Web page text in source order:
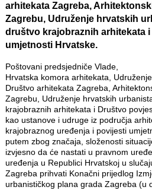
arhitekata Zagreba,
Zagrebu, Udruženje hrvatskih
društvo krajobraznih arhitekata
umjetnosti Hrvatske.
Poštovani predsjedniče Vlade,
Hrvatska komora arhitekata,
Društvo arhitekata Zagreba,
Zagrebu, Udruženje hrvatskih
krajobraznih arhitekata i Društvo
kao ustanove i udruge iz područja
krajobraznog uređenja i povijesti
putem zbog značaja, složenosti
izvjesno da će nastati u pravnom
uređenja u Republici Hrvatskoj u
Zagreba prihvati Konačni prijedlog
urbanističkog plana grada Zagreba (u